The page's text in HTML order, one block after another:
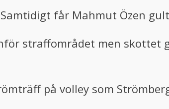
får Mahmut Özen
straffområdet men skottet
på volley som